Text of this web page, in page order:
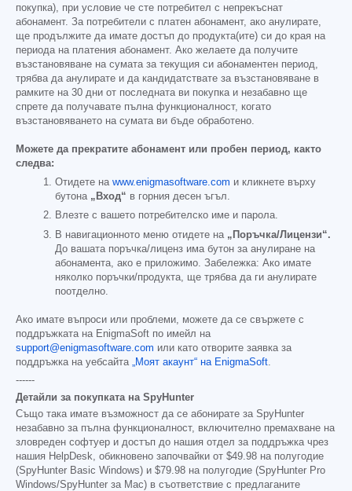
покупка), при условие че сте потребител с непрекъснат
абонамент. За потребители с платен абонамент, ако анулирате,
ще продължите да имате достъп до продукта(ите) си до края на
периода на платения абонамент. Ако желаете да получите
възстановяване на сумата за текущия си абонаментен период,
трябва да анулирате и да кандидатствате за възстановяване в
рамките на 30 дни от последната ви покупка и незабавно ще
спрете да получавате пълна функционалност, когато
възстановяването на сумата ви бъде обработено.
Можете да прекратите абонамент или пробен период, както
следва:
Отидете на www.enigmasoftware.com и кликнете върху
бутона „Вход“ в горния десен ъгъл.
Влезте с вашето потребителско име и парола.
В навигационното меню отидете на „Поръчка/Лицензи“.
До вашата поръчка/лиценз има бутон за анулиране на
абонамента, ако е приложимо. Забележка: Ако имате
няколко поръчки/продукта, ще трябва да ги анулирате
поотделно.
Ако имате въпроси или проблеми, можете да се свържете с
поддръжката на EnigmaSoft по имейл на
support@enigmasoftware.com или като отворите заявка за
поддръжка на уебсайта
„Моят акаунт“ на EnigmaSoft
------
Детайли за покупката на SpyHunter
Също така имате възможност да се абонирате за SpyHunter
незабавно за пълна функционалност, включително премахване на
зловреден софтуер и достъп до нашия отдел за поддръжка чрез
нашия HelpDesk, обикновено започвайки от $49.98 на полугодие
(SpyHunter Basic Windows) и $79.98 на полугодие (SpyHunter Pro
Windows/SpyHunter за Mac) в съответствие с предлаганите